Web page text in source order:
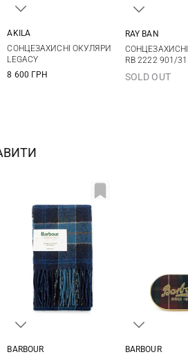
AKILA
СОНЦЕЗАХИСНІ ОКУЛЯРИ
LEGACY
8 600 ГРН
RAY BAN
RB 2222 901/
SOLD OUT
BARBOUR
BARBOUR